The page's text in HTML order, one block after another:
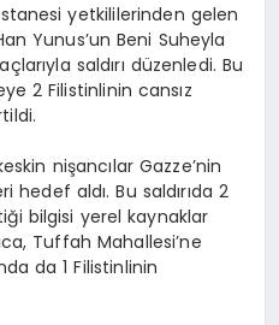
yetkililerinden gelen
Yunus’un Beni Suheyla
saldırı düzenledi. Bu
2 Filistinlinin cansız
nişancılar Gazze’nin
hedef aldı. Bu saldırıda 2
bilgisi yerel kaynaklar
Tuffah Mahallesi’ne
da 1 Filistinlinin